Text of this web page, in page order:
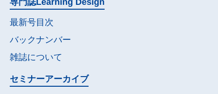
最新号目次
バックナンバー
雑誌について
セミナーアーカイブ